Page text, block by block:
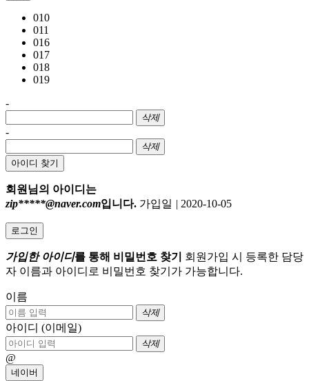
010
011
016
017
018
019
-
삭제
-
삭제
아이디 찾기
회원님의 아이디는
zip*****@naver.com입니다. 가입일 | 2020-10-05
로그인
가입한 아이디를 통해 비밀번호 찾기
회원가입 시 등록한 담당
자 이름과 아이디로 비밀번호 찾기가 가능합니다.
이름
삭제
아이디 (이메일)
삭제
@
네이버